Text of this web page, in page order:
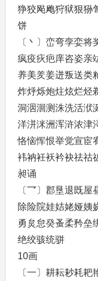
狰狡飐飑狩狱狠狲
饼
〔丶〕峦弯孪娈
疯疫疢疤庠咨姿亲
养美羑姜迸叛送类
炸烀烁炮炷炫烂烃
洞洇洄测洙洗活洑
洋洴洣洲浑浒浓津
恪恼恽恨举觉宣宦
袆衲衽袄衿袂祛祜
昶诵
〔乛〕郡垦退既
除险院娃姞姥娅姨
勇炱怠癸蚤柔矜垒
绝绞骇统骈
10画
〔一〕耕耘耖耗